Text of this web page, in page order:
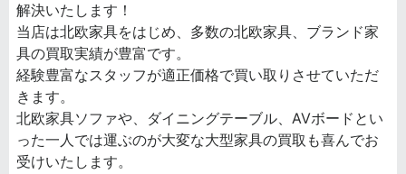
解決いたします！
当店は北欧家具をはじめ、多数の北欧家具、ブランド家
具の買取実績が豊富です。
経験豊富なスタッフが適正価格で買い取りさせていただ
きます。
北欧家具ソファや、ダイニングテーブル、AVボードとい
った一人では運ぶのが大変な大型家具の買取も喜んでお
受けいたします。